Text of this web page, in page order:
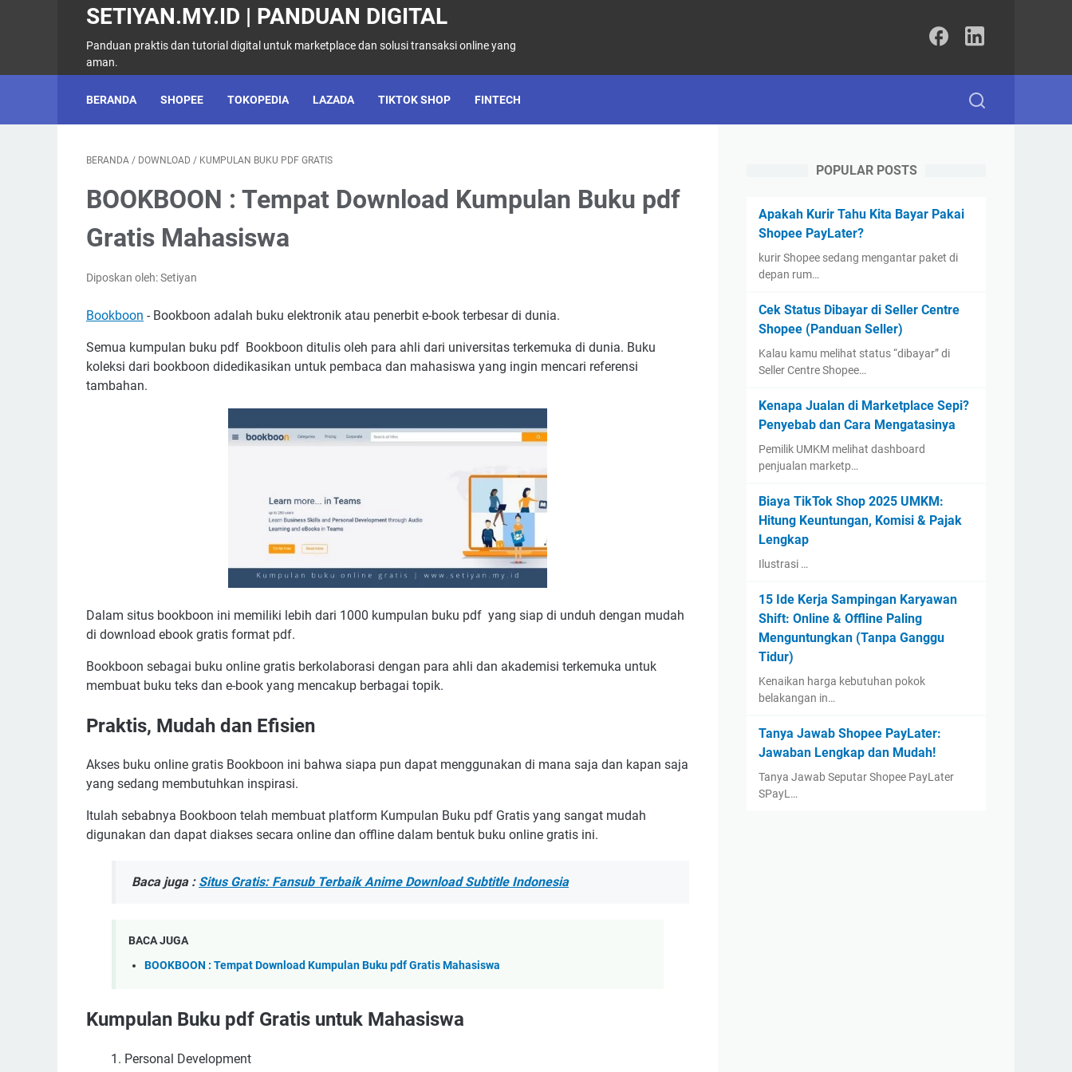
SETIYAN.MY.ID | PANDUAN DIGITAL
Panduan praktis dan tutorial digital untuk marketplace dan solusi transaksi online yang
aman.
BERANDA SHOPEE TOKOPEDIA LAZADA TIKTOK SHOP FINTECH
BERANDA / DOWNLOAD / KUMPULAN BUKU PDF GRATIS
BOOKBOON : Tempat Download Kumpulan Buku pdf
Gratis Mahasiswa
Diposkan oleh: Setiyan
Bookboon - Bookboon adalah buku elektronik atau penerbit e-book terbesar di dunia.
Semua kumpulan buku pdf Bookboon ditulis oleh para ahli dari universitas terkemuka di dunia. Buku
koleksi dari bookboon didedikasikan untuk pembaca dan mahasiswa yang ingin mencari referensi
tambahan.
Dalam situs bookboon ini memiliki lebih dari 1000 kumpulan buku pdf yang siap di unduh dengan mudah
di download ebook gratis format pdf.
Bookboon sebagai buku online gratis berkolaborasi dengan para ahli dan akademisi terkemuka untuk
membuat buku teks dan e-book yang mencakup berbagai topik.
Praktis, Mudah dan Efisien
Akses buku online gratis Bookboon ini bahwa siapa pun dapat menggunakan di mana saja dan kapan saja
yang sedang membutuhkan inspirasi.
Itulah sebabnya Bookboon telah membuat platform Kumpulan Buku pdf Gratis yang sangat mudah
digunakan dan dapat diakses secara online dan offline dalam bentuk buku online gratis ini.
Baca juga : Situs Gratis: Fansub Terbaik Anime Download Subtitle Indonesia
BACA JUGA
BOOKBOON : Tempat Download Kumpulan Buku pdf Gratis Mahasiswa
Kumpulan Buku pdf Gratis untuk Mahasiswa
Personal Development
POPULAR POSTS
Apakah Kurir Tahu Kita Bayar Pakai
Shopee PayLater?
kurir Shopee sedang mengantar paket di
depan rum…
Cek Status Dibayar di Seller Centre
Shopee (Panduan Seller)
Kalau kamu melihat status “dibayar” di
Seller Centre Shopee…
Kenapa Jualan di Marketplace Sepi?
Penyebab dan Cara Mengatasinya
Pemilik UMKM melihat dashboard
penjualan marketp…
Biaya TikTok Shop 2025 UMKM:
Hitung Keuntungan, Komisi & Pajak
Lengkap
Ilustrasi …
15 Ide Kerja Sampingan Karyawan
Shift: Online & Offline Paling
Menguntungkan (Tanpa Ganggu
Tidur)
Kenaikan harga kebutuhan pokok
belakangan in…
Tanya Jawab Shopee PayLater:
Jawaban Lengkap dan Mudah!
Tanya Jawab Seputar Shopee PayLater
SPayL…